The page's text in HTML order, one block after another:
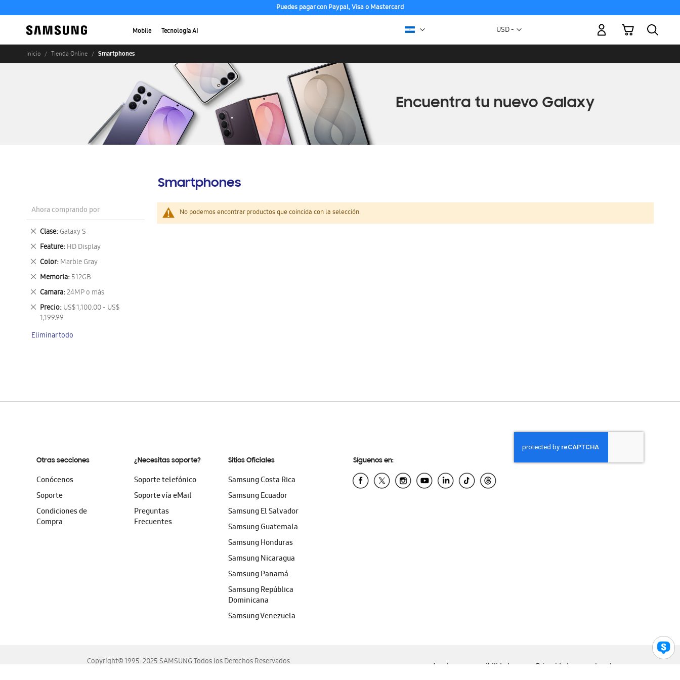
Puedes pagar con Paypal, Visa o Mastercard
Mobile Tecnología AI Moneda
USD -
Mi carrito
Inicio Tienda Online Smartphones
Smartphones
No podemos encontrar productos que coincida con la selección.
Ahora comprando por
Clase Galaxy S
Eliminar
este
artículo
Feature HD Display
Eliminar
este
artículo
Color Marble Gray
Eliminar
este
artículo
Memoria 512GB
Eliminar
este
artículo
Camara 24MP o más
Eliminar
este
artículo
Precio US$ 1,100.00 - US$
1,199.99
Eliminar
este
Eliminar todo
Otras secciones
Conócenos
Soporte
Condiciones de
Compra
¿Necesitas soporte?
Soporte telefónico
Soporte vía eMail
Preguntas
Frecuentes
Sitios Oficiales
Samsung Costa Rica
Samsung Ecuador
Samsung El Salvador
Samsung Guatemala
Samsung Honduras
Samsung Nicaragua
Samsung Panamá
Samsung República
Dominicana
Samsung Venezuela
Síguenos en:
Copyright© 1995-2025 SAMSUNG Todos los Derechos Reservados.
Ayuda para accesibilidad Privacidad Legal